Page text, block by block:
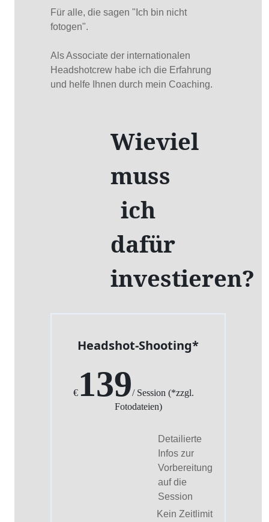
Für alle, die sagen "Ich bin nicht
fotogen".
Als Associate der internationalen
Headshotcrew habe ich die Erfahrung
und helfe Ihnen durch mein Coaching.
Wieviel
muss
ich
dafür
investieren?
Headshot-Shooting*
€139/ Session (*zzgl.
Fotodateien)
Detailierte
Infos zur
Vorbereitung
auf die
Session
Kein Zeitlimit